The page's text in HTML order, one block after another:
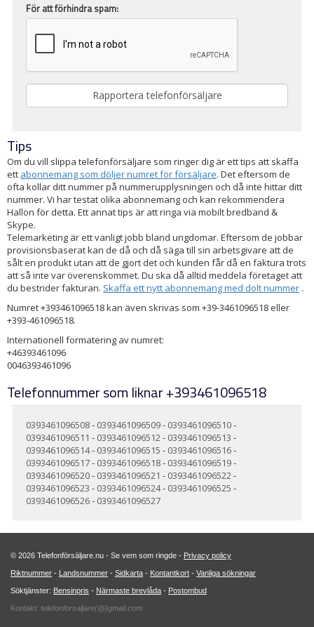
För att förhindra spam:
Tips
Om du vill slippa telefonförsäljare som ringer dig är ett tips att skaffa
ett abonnemang som döljer numret för försäljare. Det eftersom de
ofta kollar ditt nummer på nummerupplysningen och då inte hittar ditt
nummer. Vi har testat olika abonnemang och kan rekommendera
Hallon för detta. Ett annat tips är att ringa via mobilt bredband &
Skype.
Telemarketing är ett vanligt jobb bland ungdomar. Eftersom de jobbar
provisionsbaserat kan de då och då säga till sin arbetsgivare att de
sålt en produkt utan att de gjort det och kunden får då en faktura trots
att så inte var överenskommet. Du ska då alltid meddela företaget att
du bestrider fakturan. Skaffa ett nytt abonnemang med dolt nummer .
Numret +393461096518 kan även skrivas som +39-3461096518 eller
+393-461096518.
Internationell formatering av numret:
+46393461096
0046393461096
Telefonnummer som liknar +393461096518
0393461096508- 0393461096509- 0393461096510-
0393461096511 - 0393461096512- 0393461096513 -
0393461096514- 0393461096515 - 0393461096516-
0393461096517- 0393461096518- 0393461096519-
0393461096520- 0393461096521 - 0393461096522-
0393461096523 - 0393461096524- 0393461096525 -
0393461096526- 0393461096527
© 2026 Telefonförsäljare.nu - Se vem som ringde - Privacy policy
Riktnummer - Landsnummer - Sidkarta - Kontantkort - Vanliga sökningar
Söktjänster: Bensinpris - Närmaste brevlåda - Postombud
Kontakt: telefonforsaljare(@)gmail.com